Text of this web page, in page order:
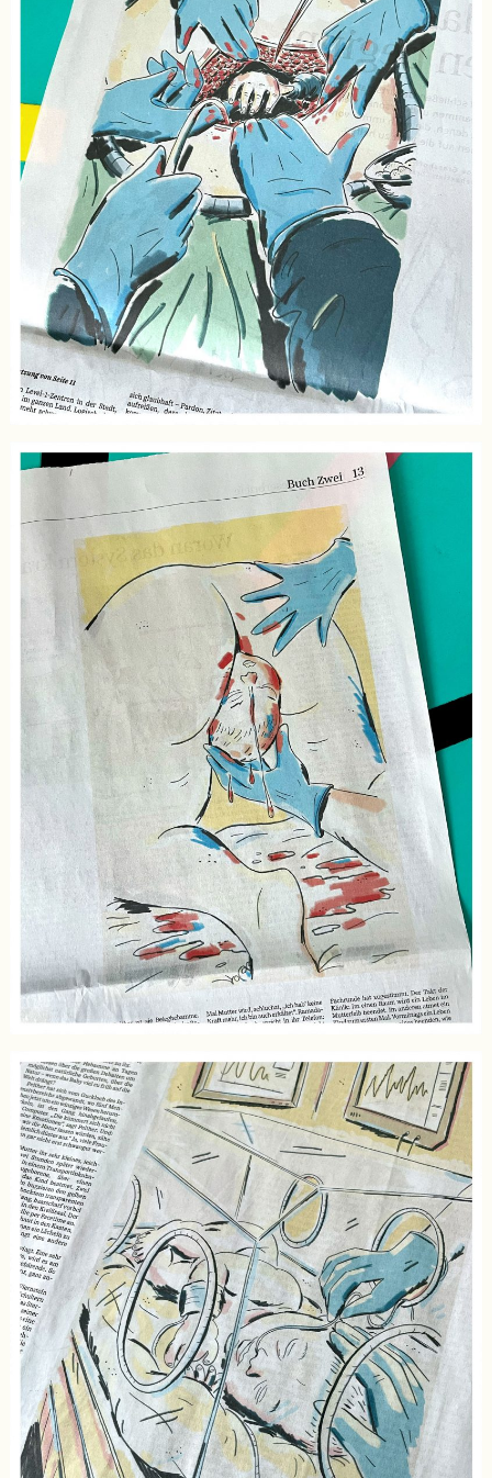
Feldstudie
Schatten der GesellschaftDie Obdachlosen von Berlin
A bisserl weiter … geht’s immer!Mit dem Skizzenbuch durch das
Wilde Österreich
Making Friends in BangaloreMit dem Skizzenbuch in Indien
Das Nirgendwo ist auf unserer SeiteZeitgenössische
Künstler*innen in Sibirien